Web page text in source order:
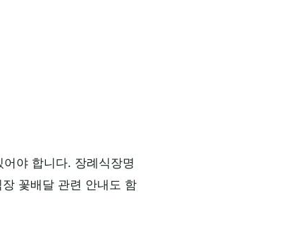
야 합니다. 장례식장명
꽃배달 관련 안내도 함